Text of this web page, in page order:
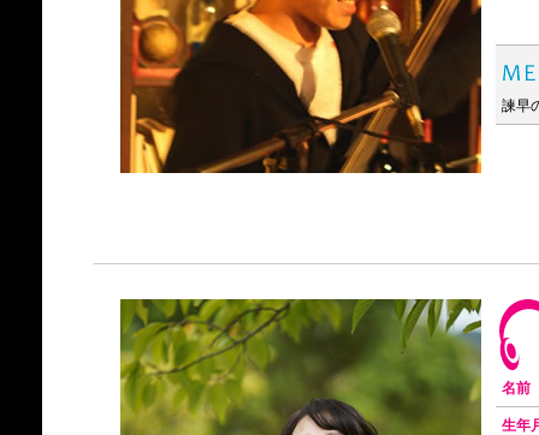
諫早
名前
生年